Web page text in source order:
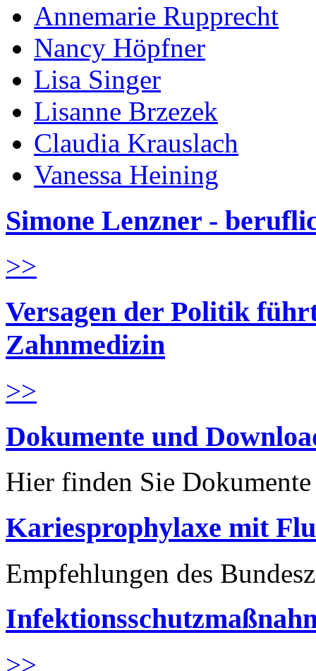
Annemarie Rupprecht
Nancy Höpfner
Lisa Singer
Lisanne Brzezek
Claudia Krauslach
Vanessa Heining
Simone Lenzner -
>>
Versagen der Politik
Zahnmedizin
>>
Dokumente und
Hier finden Sie
Kariesprophylaxe mit
Empfehlungen des
>>